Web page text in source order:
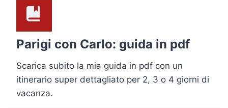
Parigi con Carlo: guida in pdf
Scarica subito la mia guida in pdf con un
itinerario super dettagliato per 2, 3 o 4 giorni di
vacanza.